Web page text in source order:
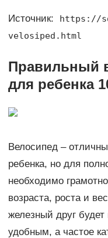
Источник:
https://
velosiped.html
Правильный
для ребенка
Велосипед –
ребенка, но для
необходимо
возраста, роста и
железный друг
удобным, а частое